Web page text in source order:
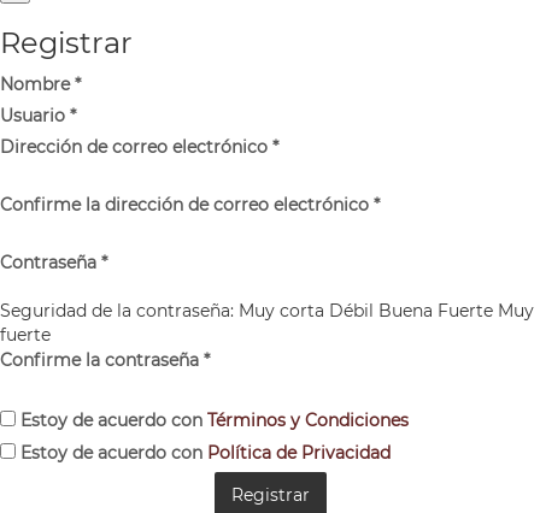
Registrar
Nombre*
Usuario *
Dirección de correo electrónico *
Confirme la dirección de correo electrónico *
Contraseña *
Seguridad de la contraseña: Muy corta Débil Buena Fuerte Muy
fuerte
Confirme la contraseña *
Estoy de acuerdo con Términos y Condiciones
Estoy de acuerdo con Política de Privacidad
Registrar